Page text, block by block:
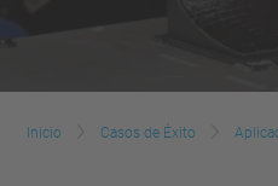
Inicio Casos de Éxito